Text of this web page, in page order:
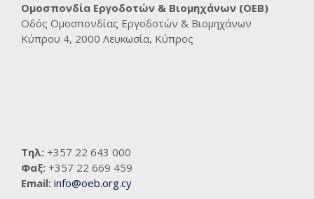
Ομοσπονδία Εργοδοτών & Βιομηχάνων (ΟΕΒ)
Οδός Ομοσπονδίας Εργοδοτών & Βιομηχάνων
Κύπρου 4, 2000 Λευκωσία, Κύπρος
Τηλ: +357 22 643 000
Φαξ: +357 22 669 459
Email: info@oeb.org.cy